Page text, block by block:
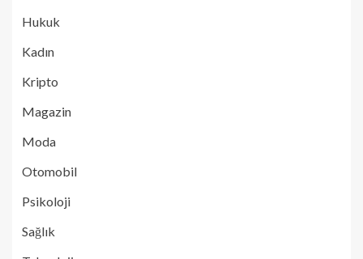
Hukuk
Kadın
Kripto
Magazin
Moda
Otomobil
Psikoloji
Sağlık